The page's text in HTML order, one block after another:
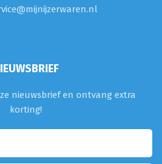
nieuwsbrief en ontvang extra
korting!